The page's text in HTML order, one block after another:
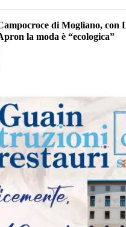
di Mogliano, con
la moda è “ecologica”